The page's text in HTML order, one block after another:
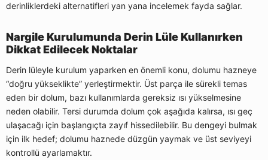
derinliklerdeki alternatifleri yan yana incelemek fayda sağlar.
Nargile Kurulumunda Derin Lüle Kullanırken
Dikkat Edilecek Noktalar
Derin lüleyle kurulum yaparken en önemli konu, dolumu hazneye
“doğru yükseklikte” yerleştirmektir. Üst parça ile sürekli temas
eden bir dolum, bazı kullanımlarda gereksiz ısı yükselmesine
neden olabilir. Tersi durumda dolum çok aşağıda kalırsa, ısı geç
ulaşacağı için başlangıçta zayıf hissedilebilir. Bu dengeyi bulmak
için ilk hedef; dolumu haznede düzgün yaymak ve üst seviyeyi
kontrollü ayarlamaktır.